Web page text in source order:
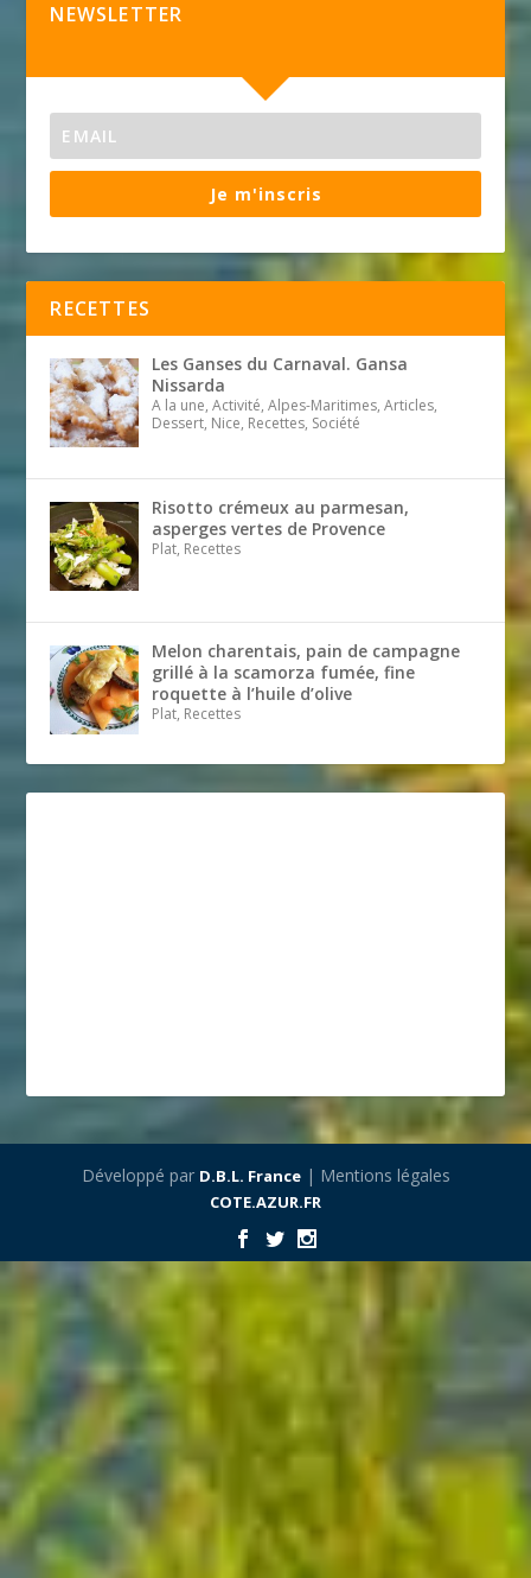
NEWSLETTER
Je m'inscris
RECETTES
Les Ganses du Carnaval. Gansa
Nissarda
A la une, Activité, Alpes-Maritimes, Articles,
Dessert, Nice, Recettes, Société
Risotto crémeux au parmesan,
asperges vertes de Provence
Plat, Recettes
Melon charentais, pain de campagne
grillé à la scamorza fumée, fine
roquette à l’huile d’olive
Plat, Recettes
Développé par D.B.L. France| Mentions légales
COTE.AZUR.FR